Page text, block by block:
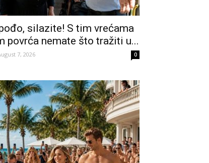
silazite! S tim vrećama
povrća nemate što tražiti u...
7, 2026 0